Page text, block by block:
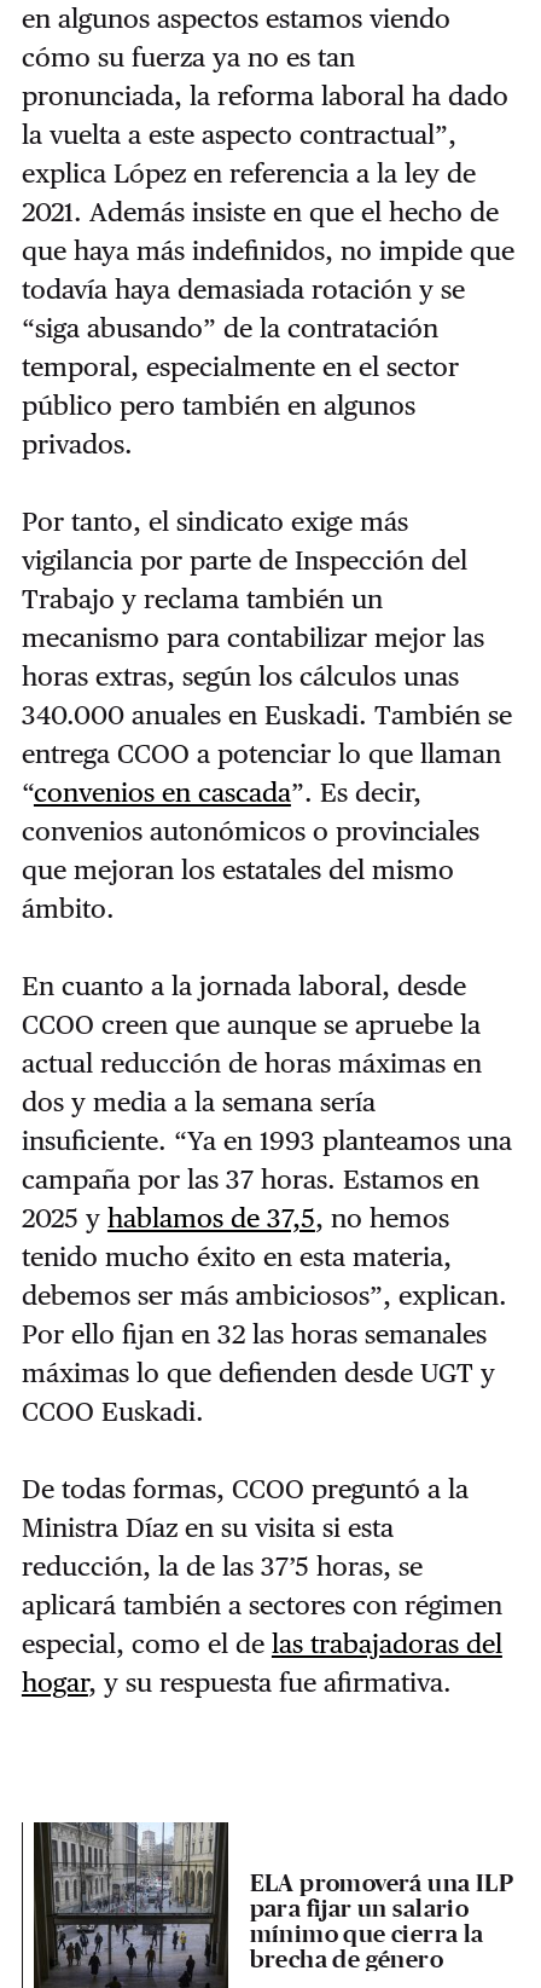
en algunos aspectos estamos viendo
cómo su fuerza ya no es tan
pronunciada, la reforma laboral ha dado
la vuelta a este aspecto contractual”,
explica López en referencia a la ley de
2021. Además insiste en que el hecho de
que haya más indefinidos, no impide que
todavía haya demasiada rotación y se
“siga abusando” de la contratación
temporal, especialmente en el sector
público pero también en algunos
privados.
Por tanto, el sindicato exige más
vigilancia por parte de Inspección del
Trabajo y reclama también un
mecanismo para contabilizar mejor las
horas extras, según los cálculos unas
340.000 anuales en Euskadi. También se
entrega CCOO a potenciar lo que llaman
“convenios en cascada”. Es decir,
convenios autonómicos o provinciales
que mejoran los estatales del mismo
ámbito.
En cuanto a la jornada laboral, desde
CCOO creen que aunque se apruebe la
actual reducción de horas máximas en
dos y media a la semana sería
insuficiente. “Ya en 1993 planteamos una
campaña por las 37 horas. Estamos en
2025 y hablamos de 37,5, no hemos
tenido mucho éxito en esta materia,
debemos ser más ambiciosos”, explican.
Por ello fijan en 32 las horas semanales
máximas lo que defienden desde UGT y
CCOO Euskadi.
De todas formas, CCOO preguntó a la
Ministra Díaz en su visita si esta
reducción, la de las 37’5 horas, se
aplicará también a sectores con régimen
especial, como el de las trabajadoras del
hogar, y su respuesta fue afirmativa.
ELA promoverá una ILP
para fijar un salario
mínimo que cierra la
brecha de género